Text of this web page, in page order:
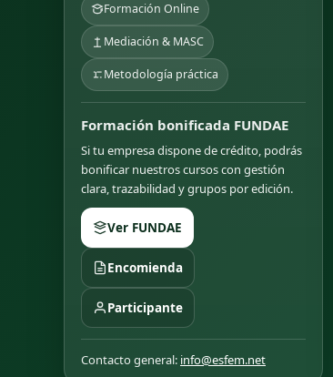
Formación Online
Mediación & MASC
Metodología práctica
Formación bonificada FUNDAE
Si tu empresa dispone de crédito, podrás
bonificar nuestros cursos con gestión
clara, trazabilidad y grupos por edición.
Ver FUNDAE
Encomienda
Participante
Contacto general: info@esfem.net